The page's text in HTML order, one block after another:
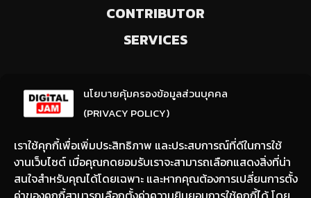
นโยบายคุ้มครองข้อมูลส่วนบุคคล
(PRIVACY POLICY)
เราใช้คุกกี้เพื่อเพิ่มประสิทธิภาพ และประสบการณ์ที่ดีในการใช้
งานเว็บไซต์ เมื่อคุณกดยอมรับเราจะสามารถเลือกแสดงสิ่งที่น่า
สนใจสำหรับคุณได้โดยเฉพาะ และหากคุณต้องการเปลี่ยนการตั้ง
CONTRIBUTOR
SERVICES
ลงทะเบียนรับข่าวสารจากเรา
(ให้มีการเลือกความสนใจ / ชอบข่าวด้านใด)